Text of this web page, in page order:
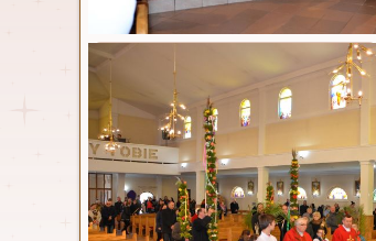
Nasz kościół
Standardy ochrony małoletnich
Zespół ds. prewencji
Osoby włączone w
duszpasterstwo